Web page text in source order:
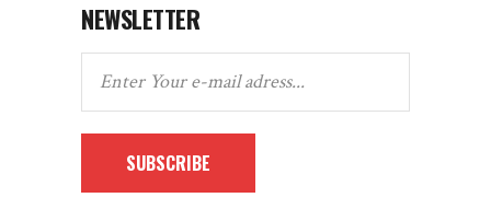
NEWSLETTER
SUBSCRIBE